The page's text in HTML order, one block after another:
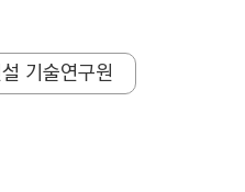
기술연구원